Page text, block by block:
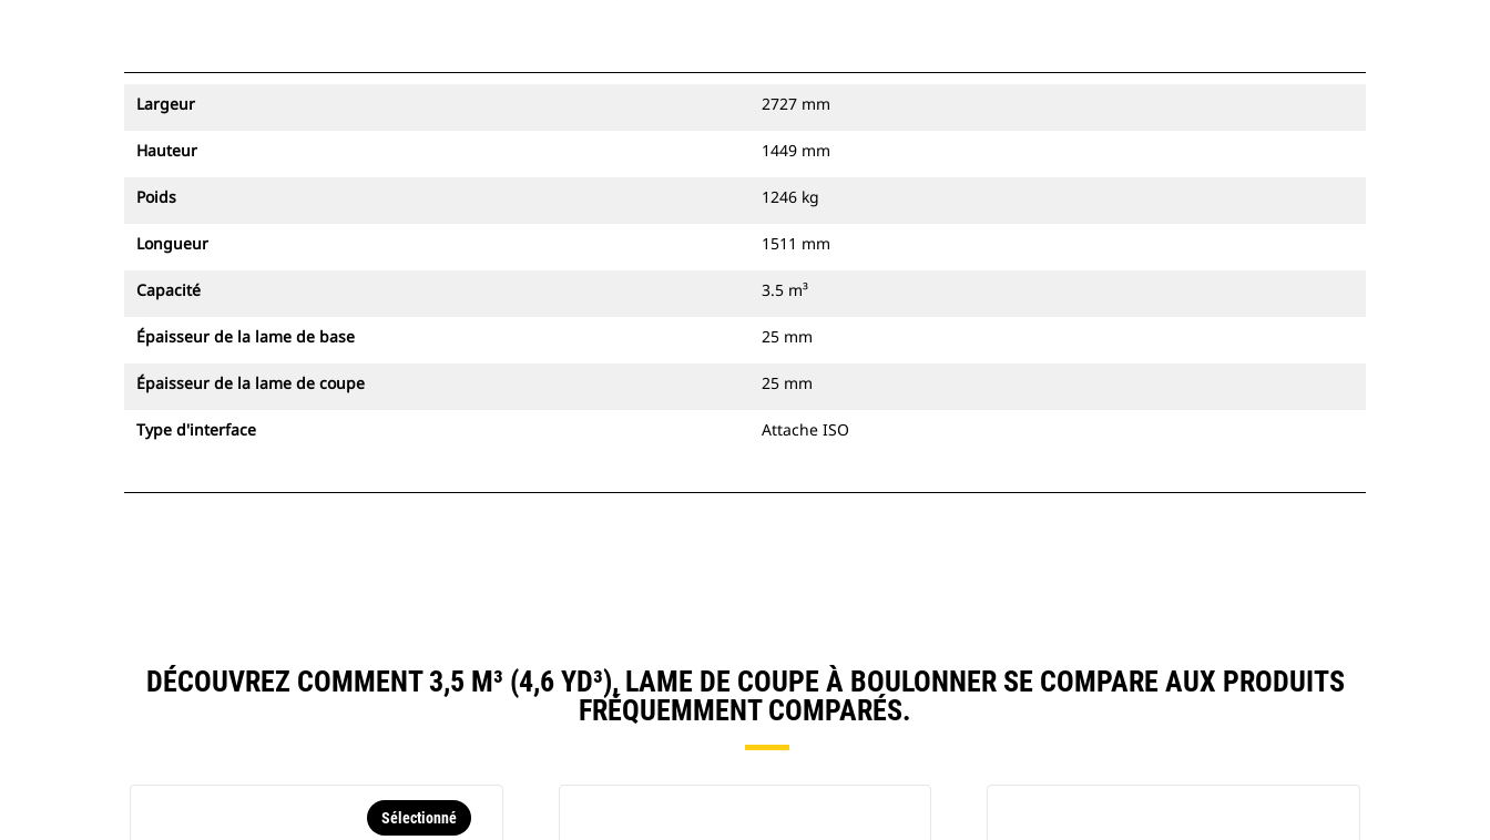
Largeur 2727 mm
Hauteur 1449 mm
Poids 1246 kg
Longueur 1511 mm
Capacité 3.5 m³
Épaisseur de la lame de base 25 mm
Épaisseur de la lame de coupe 25 mm
Type d'interface Attache ISO
DÉCOUVREZ COMMENT 3,5 M³ (4,6 YD³), LAME DE COUPE À BOULONNER SE COMPARE AUX PRODUITS
FRÉQUEMMENT COMPARÉS.
Sélectionné